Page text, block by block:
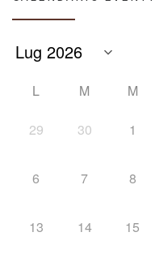
L M M
29 30 1
6 7 8
13 14 15